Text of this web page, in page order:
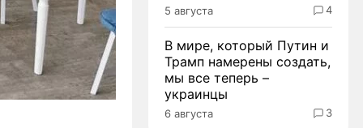
5 августа 4
В мире, который Путин и
Трамп намерены создать,
мы все теперь –
украинцы
6 августа 3